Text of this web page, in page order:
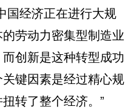
经济正在进行大规
劳动力密集型制造业
创新是这种转型成功
键因素是经过精心规
转了整个经济。”